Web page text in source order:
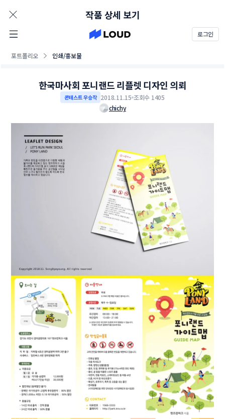
로그인
포트폴리오 인쇄/홍보물
작품 상세 보기
한국마사회 포니랜드 리플렛 디자인 의뢰
콘테스트 우승작 2018.11.15 조회수 1405
chichy